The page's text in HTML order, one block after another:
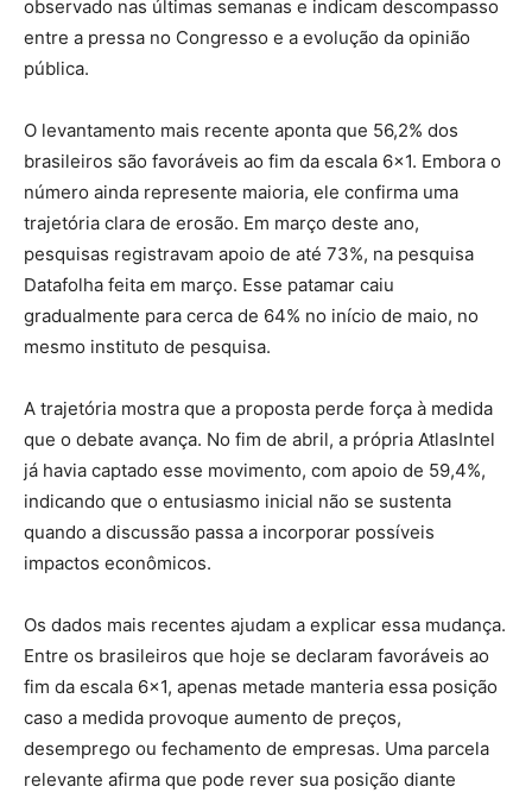
observado nas últimas semanas e indicam descompasso
entre a pressa no Congresso e a evolução da opinião
pública.
O levantamento mais recente aponta que 56,2% dos
brasileiros são favoráveis ao fim da escala 6×1. Embora o
número ainda represente maioria, ele confirma uma
trajetória clara de erosão. Em março deste ano,
pesquisas registravam apoio de até 73%, na pesquisa
Datafolha feita em março. Esse patamar caiu
gradualmente para cerca de 64% no início de maio, no
mesmo instituto de pesquisa.
A trajetória mostra que a proposta perde força à medida
que o debate avança. No fim de abril, a própria AtlasIntel
já havia captado esse movimento, com apoio de 59,4%,
indicando que o entusiasmo inicial não se sustenta
quando a discussão passa a incorporar possíveis
impactos econômicos.
Os dados mais recentes ajudam a explicar essa mudança.
Entre os brasileiros que hoje se declaram favoráveis ao
fim da escala 6×1, apenas metade manteria essa posição
caso a medida provoque aumento de preços,
desemprego ou fechamento de empresas. Uma parcela
relevante afirma que pode rever sua posição diante